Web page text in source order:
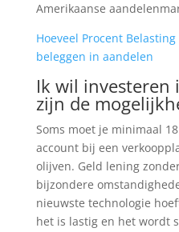
Amerikaanse
Hoeveel Procent
beleggen in aandelen
Ik wil investeren
zijn de
Soms moet je minimaal
account bij een
olijven. Geld lening
bijzondere
nieuwste technologie
het is lastig en het wordt